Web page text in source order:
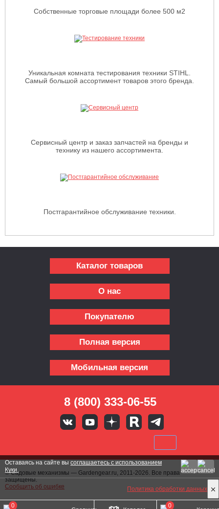
Собственные торговые площади более 500 м2
Уникальная комната тестирования техники STIHL.
Самый большой ассортимент товаров этого бренда.
Сервисный центр и заказ запчастей на бренды и
технику из нашего ассортимента.
Постгарантийное обслуживание техники.
Каталог товаров
О нас
Покупателю
Полная версия
Мобильная версия
8 (800) 333-06-55
© Садовые механизмы — Gardengear.ru, 2011-2026. Все права
защищены.
Сообщить об ошибке
0
0
Политика обработки данных
Оставаясь на сайте вы соглашаетесь с использованием
Куки.